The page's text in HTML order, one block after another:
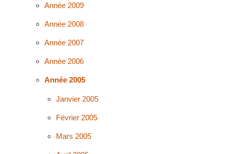
Année 2009
Année 2008
Année 2007
Année 2006
Année 2005
Janvier 2005
Février 2005
Mars 2005